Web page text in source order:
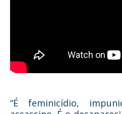
“É feminicídio,